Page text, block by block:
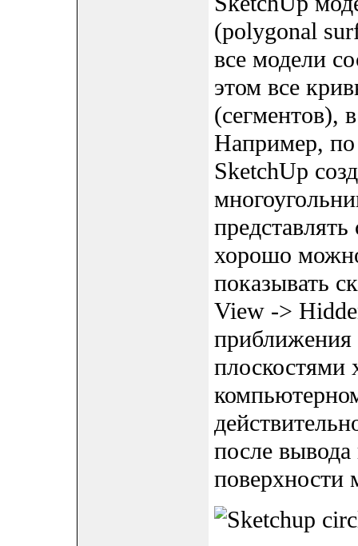
(polygonal
все модели
этом все
(сегментов),
Например,
SketchUp
хорошо
показывать
View ->
приближения
плоскостями
после
поверхности